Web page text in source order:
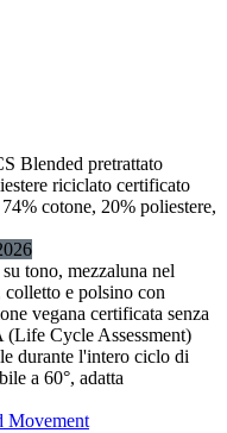
Blended pretrattato
riciclato certificato
cotone, 20% poliestere,
tono, mezzaluna nel
colletto e polsino con
vegana certificata senza
(Life Cycle Assessment)
durante l'intero ciclo di
a 60°, adatta
Movement